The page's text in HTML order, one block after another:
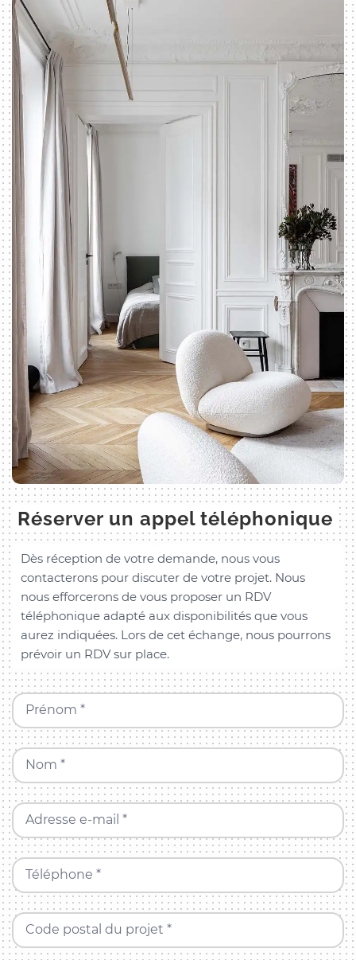
Réserver un appel téléphonique
Dès réception de votre demande, nous vous
contacterons pour discuter de votre projet. Nous
nous efforcerons de vous proposer un RDV
téléphonique adapté aux disponibilités que vous
aurez indiquées. Lors de cet échange, nous pourrons
prévoir un RDV sur place.
Prénom *
Nom *
Adresse e-mail *
Téléphone *
Code postal du projet *